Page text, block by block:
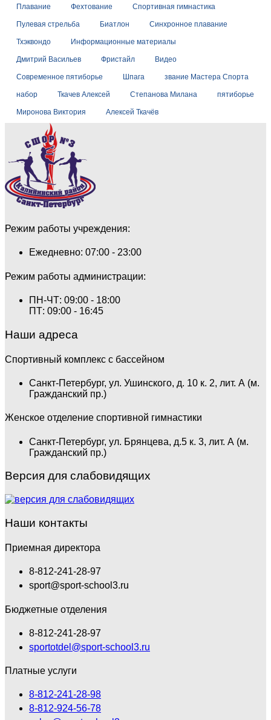
Фитнес, аэробика
Детский фитнес с элементами самообороны
Детский фитнес с элементами фехтования
ФитБокс/Кросс фит/Функциональная
тренировка
Зумба-фитнес
EMS-фитнес
Тренажерный зал
Тренажерный зал — групповые занятия для
Стрелковый комплекс СШОР №3
Стрельба из огнестрельного оружия
Стрельба из пневматического оружия
Плавание Фехтование Спортивная гимнастика
Пулевая стрельба Биатлон Синхронное плавание
Тхэквондо Информационные материалы
Дмитрий Васильев Фристайл Видео
Современное пятиборье Шпага звание Мастера Спорта
набор Ткачев Алексей Степанова Милана пятиборье
Миронова Виктория Алексей Ткачёв
Режим работы учреждения:
Ежедневно: 07:00 - 23:00
Режим работы администрации:
ПН-ЧТ: 09:00 - 18:00
ПТ: 09:00 - 16:45
Наши адреса
Спортивный комплекс с бассейном
Санкт-Петербург, ул. Ушинского, д. 10 к. 2, лит. А (м.
Гражданский пр.)
Женское отделение спортивной гимнастики
Санкт-Петербург, ул. Брянцева, д.5 к. 3, лит. А (м.
Гражданский пр.)
Версия для слабовидящих
Наши контакты
Приемная директора
8-812-241-28-97
sport@sport-school3.ru
Бюджетные отделения
8-812-241-28-97
sportotdel@sport-school3.ru
Платные услуги
8-812-241-28-98
8-812-924-56-78